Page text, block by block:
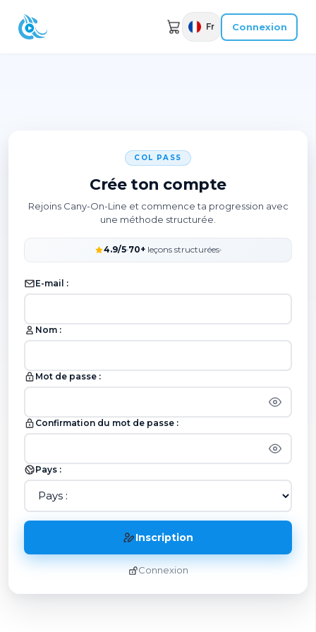
Fr Connexion
COL PASS
Crée ton compte
Rejoins Cany-On-Line et commence ta progression avec
une méthode structurée.
4.9/5 70+ leçons structurées
E-mail :
Nom :
Mot de passe :
Confirmation du mot de passe :
Pays :
Inscription
Connexion